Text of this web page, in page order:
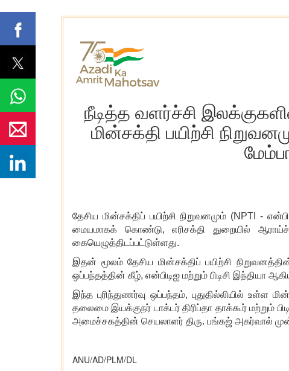
நீடித்த வளர்ச்சி
மின்சக்தி பயிற்சி
தேசிய மின்சக்திப் பயிற்சி நிறுவனமும் (NPTI -
மையமாகக் கொண்டு, எரிசக்தி துறையில்
கையெழுத்திடப்பட்டுள்ளது.
இதன் மூலம் தேசிய மின்சக்திப் பயிற்சி
ஒப்பந்தத்தின் கீழ், என்பிடிஐ மற்றும் பிடிசி இந்தியா
இந்த புரிந்துணர்வு ஒப்பந்தம், புதுதில்லியில் உள்ள
தலைமை இயக்குநர் டாக்டர் திரிப்தா தாக்கூர் மற்றும்
அமைச்சகத்தின் செயலாளர் திரு. பங்கஜ் அகர்வால்
ANU/AD/PLM/DL